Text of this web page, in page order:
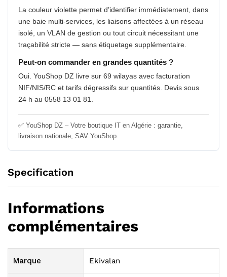
La couleur violette permet d’identifier immédiatement, dans
une baie multi-services, les liaisons affectées à un réseau
isolé, un VLAN de gestion ou tout circuit nécessitant une
traçabilité stricte — sans étiquetage supplémentaire.
Peut-on commander en grandes quantités ?
Oui. YouShop DZ livre sur 69 wilayas avec facturation
NIF/NIS/RC et tarifs dégressifs sur quantités. Devis sous
24 h au 0558 13 01 81.
✅ YouShop DZ – Votre boutique IT en Algérie : garantie,
livraison nationale, SAV YouShop.
Specification
Informations
complémentaires
Marque Ekivalan